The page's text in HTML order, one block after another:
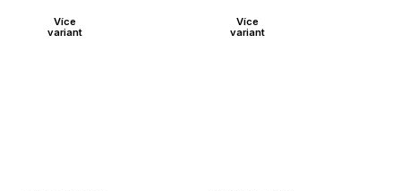
Více
variant
Více
variant